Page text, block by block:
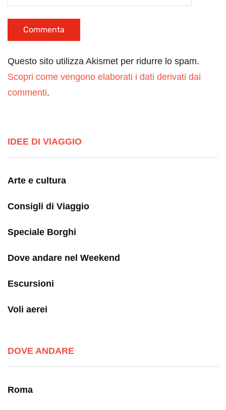
Questo sito utilizza Akismet per ridurre lo spam.
Scopri come vengono elaborati i dati derivati dai
commenti.
IDEE DI VIAGGIO
Arte e cultura
Consigli di Viaggio
Speciale Borghi
Dove andare nel Weekend
Escursioni
Voli aerei
DOVE ANDARE
Roma